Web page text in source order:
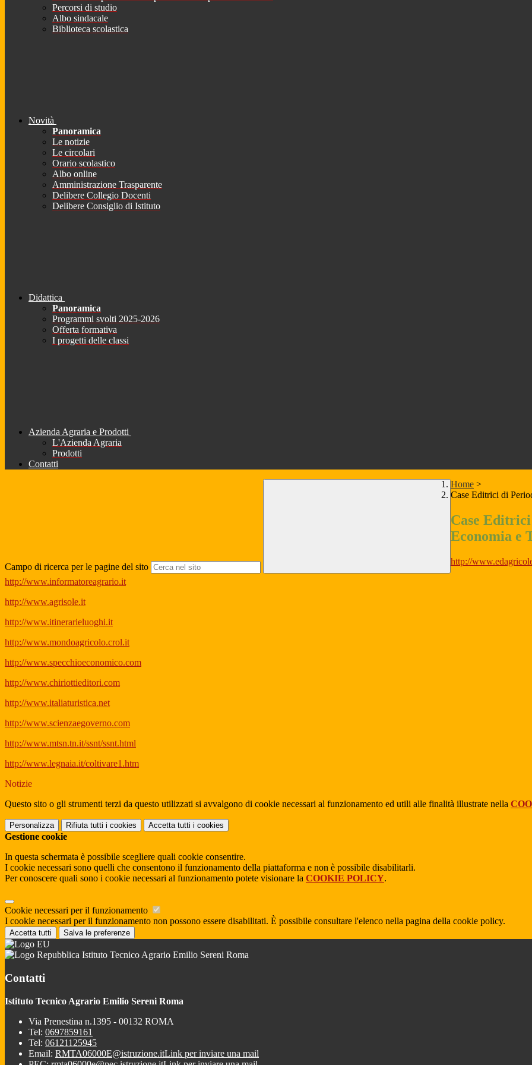
Percorsi di studio
Albo sindacale
Biblioteca scolastica
Novità
Panoramica
Le notizie
Le circolari
Orario scolastico
Albo online
Amministrazione Trasparente
Delibere Collegio Docenti
Delibere Consiglio di Istituto
Didattica
Panoramica
Programmi svolti 2025-2026
Offerta formativa
I progetti delle classi
Azienda Agraria e Prodotti
L'Azienda Agraria
Prodotti
Contatti
Campo di ricerca per le pagine del sito
Home >
Case Editrici di
Case
Economia e
http://
http://www.informatoreagrario.it
http://www.agrisole.it
http://www.itinerarieluoghi.it
http://www.mondoagricolo.crol.it
http://www.specchioeconomico.com
http://www.chiriottieditori.com
http://www.italiaturistica.net
http://www.scienzaegoverno.com
http://www.mtsn.tn.it/ssnt/ssnt.html
http://www.legnaia.it/coltivare1.htm
Notizie
Questo sito o gli strumenti terzi da questo utilizzati si avvalgono di cookie necessari al funzionamento ed utili alle finalità illustrate nella
Personalizza Rifiuta tutti i cookies Accetta tutti i cookies
Gestione cookie
In questa schermata è possibile scegliere quali cookie consentire.
I cookie necessari sono quelli che consentono il funzionamento della piattaforma e non è possibile disabilitarli.
Per conoscere quali sono i cookie necessari al funzionamento potete visionare la COOKIE POLICY.
Cookie necessari per il funzionamento
I cookie necessari per il funzionamento non possono essere disabilitati. È possibile consultare l'elenco nella pagina della cookie policy.
Accetta tutti Salva le preferenze
Istituto Tecnico Agrario Emilio Sereni Roma
Contatti
Istituto Tecnico Agrario Emilio Sereni Roma
Via Prenestina n.1395 - 00132 ROMA
Tel: 0697859161
Tel: 06121125945
Email: RMTA06000E@istruzione.itLink per inviare una mail